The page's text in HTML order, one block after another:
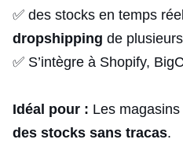
✅ des stocks en temps
dropshipping de
✅ S’intègre à Shopify,
Idéal pour : Les
des stocks sans tracas.